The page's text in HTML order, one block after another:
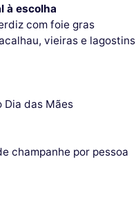
à escolha
com foie gras
vieiras e lagostins
Dia das Mães
champanhe por pessoa